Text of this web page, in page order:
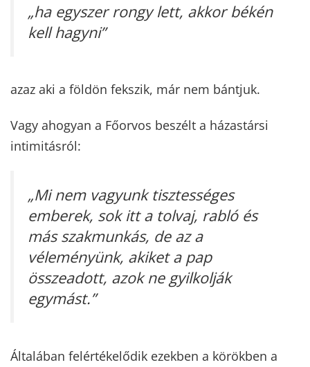
„ha egyszer rongy lett, akkor békén
kell hagyni”
azaz aki a földön fekszik, már nem bántjuk.
Vagy ahogyan a Főorvos beszélt a házastársi
intimitásról:
„Mi nem vagyunk tisztességes
emberek, sok itt a tolvaj, rabló és
más szakmunkás, de az a
véleményünk, akiket a pap
összeadott, azok ne gyilkolják
egymást.”
Általában felértékelődik ezekben a körökben a